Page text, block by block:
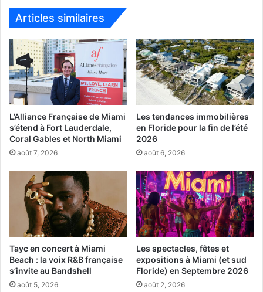
dates en Floride :
– Le 3 mars : Boca Raton
Boca Black Box Center for the Arts, 8221 Glades
Road Suite # 10, Boca Raton, FL 33434
– Le 4 mars : West Palm Beach
The Kelsey Theater, 700 Park Ave, Lake Park,
FL 33403
www.sugarsammy.com
réalisez des tournées nationales en anglais aux
Etats-Unis, y êtes-vous aussi célèbre que Gad
Elmaleh ?
Articles similaires
L’Alliance Française de Miami
s’étend à Fort Lauderdale,
Coral Gables et North Miami
août 7, 2026
Les tendances immobilières
en Floride pour la fin de l’été
2026
août 6, 2026
Tayc en concert à Miami
Beach : la voix R&B française
s’invite au Bandshell
août 5, 2026
Les spectacles, fêtes et
expositions à Miami (et sud
Floride) en Septembre 2026
août 2, 2026